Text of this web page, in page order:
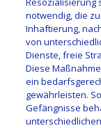
notwendig, die
Inhaftierung,
von
Dienste, freie
Diese
ein
gewährleisten.
Gefängnisse